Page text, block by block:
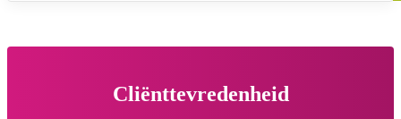
Cliënttevredenheid